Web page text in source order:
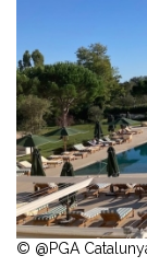
© @PGA